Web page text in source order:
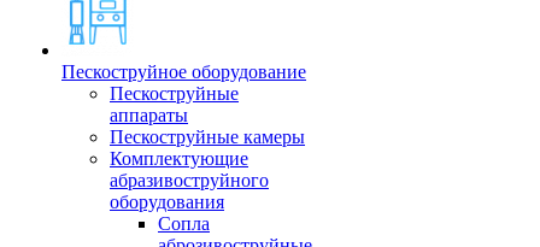
Пескоструйное оборудование
Пескоструйные
аппараты
Пескоструйные камеры
Комплектующие
абразивоструйного
оборудования
Сопла